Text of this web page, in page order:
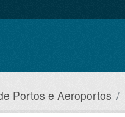
Portos e Aeroportos